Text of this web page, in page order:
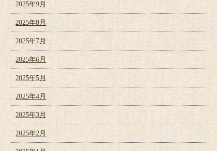
2025年9月
2025年8月
2025年7月
2025年6月
2025年5月
2025年4月
2025年3月
2025年2月